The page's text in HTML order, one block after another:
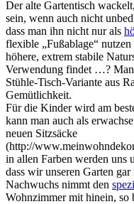
Der alte Gartentisch
sein, wenn auch nicht
dass man ihn nicht nur als
flexible „Fußablage“
höhere, extrem stabile
Verwendung findet …?
Stühle-Tisch-Variante aus
Gemütlichkeit.
Für die Kinder wird am
kann man auch als
neuen Sitzsäcke
(http://
in allen Farben werden uns
dass wir unseren Garten
Nachwuchs nimmt den
Wohnzimmer mit hinein, so